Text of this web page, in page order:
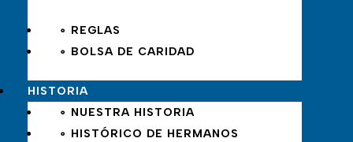
∘ REGLAS
∘ BOLSA DE CARIDAD
HISTORIA
∘ NUESTRA HISTORIA
∘ HISTÓRICO DE HERMANOS